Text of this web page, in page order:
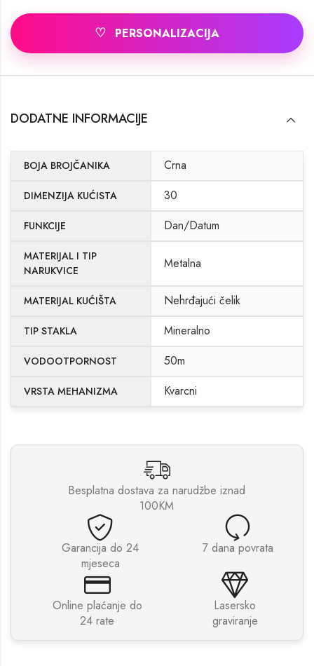
♡ PERSONALIZACIJA
DODATNE INFORMACIJE
BOJA BROJČANIKA Crna
DIMENZIJA KUĆISTA 30
FUNKCIJE Dan/Datum
MATERIJAL I TIP
NARUKVICE
Metalna
MATERIJAL KUĆIŠTA Nehrđajući čelik
TIP STAKLA Mineralno
VODOOTPORNOST 50m
VRSTA MEHANIZMA Kvarcni
Besplatna dostava za narudžbe iznad
100KM
Garancija do 24
mjeseca
7 dana povrata
Online plaćanje do
24 rate
Lasersko
graviranje